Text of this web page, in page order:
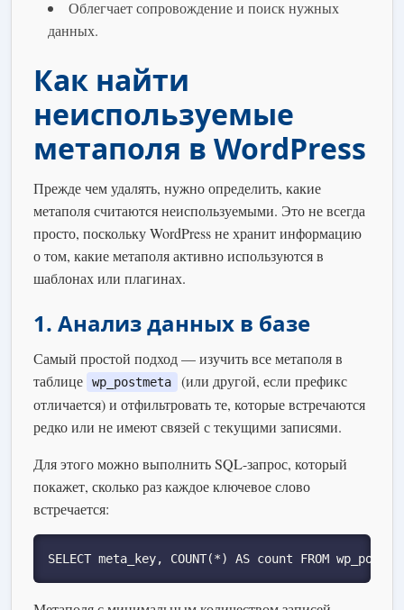
Облегчает сопровождение и поиск нужных
данных.
Как найти
неиспользуемые
метаполя в WordPress
Прежде чем удалять, нужно определить, какие
метаполя считаются неиспользуемыми. Это не всегда
просто, поскольку WordPress не хранит информацию
о том, какие метаполя активно используются в
шаблонах или плагинах.
1. Анализ данных в базе
Самый простой подход — изучить все метаполя в
таблице
wp_postmeta
(или другой, если префикс
отличается) и отфильтровать те, которые встречаются
редко или не имеют связей с текущими записями.
Для этого можно выполнить SQL-запрос, который
покажет, сколько раз каждое ключевое слово
встречается:
SELECT meta_key, COUNT(*) AS count FROM